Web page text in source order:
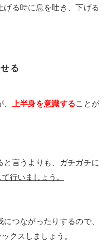
げる時に息を吐き、下げる
る
上半身を意識することが
言うよりも、
ガチガチに
行いましょう。
つながったりするので、
クスしましょう。